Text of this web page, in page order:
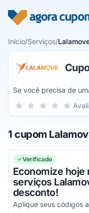
Início/Serviços/
Se você precisa de
empresa, de um
encontrar diversas
benefícios únicos
fornecer.
Sua nota para
5
4 estrelas
3 estrelas
2 estrelas
1 estrela
1 cupom
Verificado
Economize hoje
serviços
desconto!